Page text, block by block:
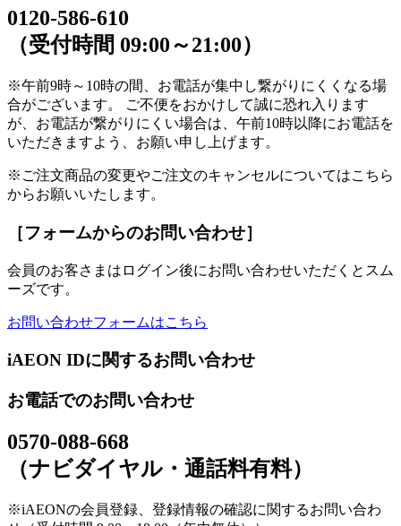
0120-586-610
（受付時間 09:00～21:00）
※午前9時～10時の間、お電話が集中し繋がりにくくなる場
合がございます。 ご不便をおかけして誠に恐れ入ります
が、お電話が繋がりにくい場合は、午前10時以降にお電話を
いただきますよう、お願い申し上げます。
※ご注文商品の変更やご注文のキャンセルについてはこちら
からお願いいたします。
［フォームからのお問い合わせ］
会員のお客さまはログイン後にお問い合わせいただくとスム
ーズです。
お問い合わせフォームはこちら
iAEON IDに関するお問い合わせ
お電話でのお問い合わせ
0570-088-668
（ナビダイヤル・通話料有料）
※iAEONの会員登録、登録情報の確認に関するお問い合わ